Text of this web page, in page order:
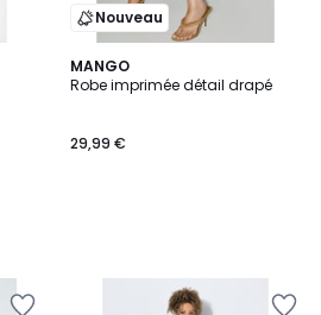
Nouveau
MANGO
Robe imprimée détail drapé
29,99 €